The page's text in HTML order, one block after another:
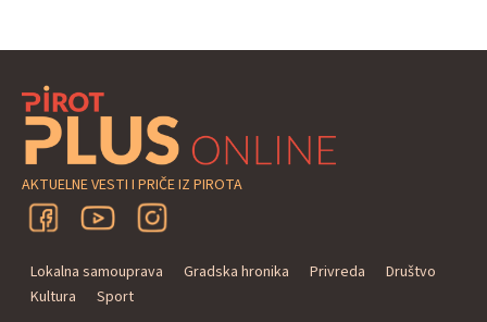
AKTUELNE VESTI I PRIČE IZ PIROTA
Lokalna samouprava Gradska hronika Privreda
Društvo
Kultura
Sport